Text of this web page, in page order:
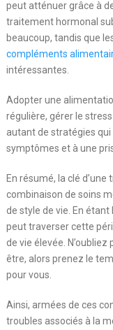
peut atténuer grâce à
traitement hormonal
beaucoup, tandis que
compléments
intéressantes.
Adopter une
régulière, gérer le
autant de stratégies
symptômes et à une
En résumé, la clé
combinaison de soins
de style de vie. En
peut traverser cette
de vie élevée.
être, alors prenez le
pour vous.
Ainsi, armées de ces
troubles associés à la